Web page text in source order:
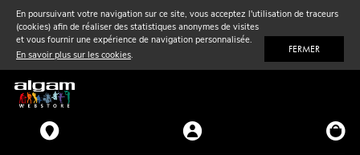
En poursuivant votre navigation sur ce site, vous acceptez l'utilisation de traceurs
(cookies) afin de réaliser des statistiques anonymes de visites
et vous fournir une expérience de navigation personnalisée.
En savoir plus sur les cookies. FERMER
Vent& Violon
Accessoires
Pièces détachées